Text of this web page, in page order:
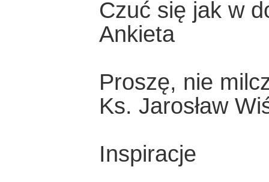
Czuć się jak w
Ankieta
Proszę, nie
Ks. Jarosław
Inspiracje